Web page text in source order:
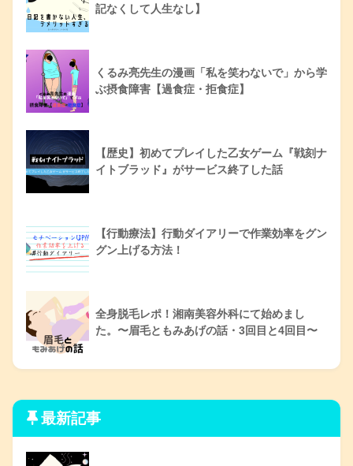
記なくして人生なし】
くるみ亮先生の漫画「私を笑わないで」から学
ぶ摂食障害【過食症・拒食症】
【歴史】初めてプレイした乙女ゲーム『戦刻ナ
イトブラッド』がサービス終了した話
【行動療法】行動ダイアリーで作業効率をグン
グン上げる方法！
全身脱毛レポ！湘南美容外科にて始めまし
た。〜眉毛ともみあげの話・3回目と4回目〜
最新記事